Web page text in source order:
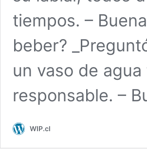
tiempos. –
beber?
un vaso de
responsable. –
WIP.cl